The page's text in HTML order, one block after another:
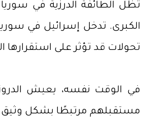
تظل الطائفة الدرزية في
الكبرى. تدخل إسرائيل في
تحولات قد تؤثر على استقرارها
في الوقت نفسه، يعيش
مستقبلهم مرتبطًا بشكل وثيق